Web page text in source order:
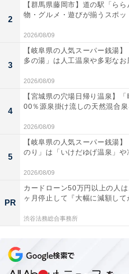
2
【群馬県藤岡市】道の駅「ら
物・グルメ・遊びが揃うスポ
2026/08/09
3
【岐阜県の人気スーパー銭湯
多の湯」は人工温泉や多彩な
2026/08/09
4
【宮城県の穴場日帰り温泉】
00％源泉掛け流しの天然混合
2026/08/09
5
【岐阜県の人気スーパー銭湯
のり」は「いけだゆげ温泉」
2026/08/09
PR
カードローン50万円以上の人
ヶ月停止して『大幅に減額し
渋谷法務総合事務所